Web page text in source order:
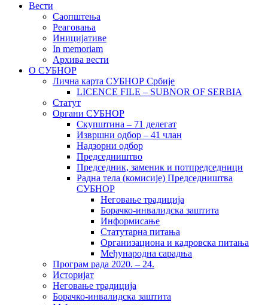
Вести
Саопштења
Реаговања
Иницијативе
In memoriam
Архива вести
О СУБНОР
Лична карта СУБНОР Србије
LICENCE FILE – SUBNOR OF SERBIA
Статут
Органи СУБНОР
Скупштина – 71 делегат
Извршни одбор – 41 члан
Надзорни одбор
Председништво
Председник, заменик и потпредседници
Радна тела (комисије) Председништва
СУБНОР
Неговање традиција
Борачко-инвалидска заштита
Информисање
Статутарна питања
Организациона и кадровска питања
Међународна сарадња
Програм рада 2020. – 24.
Историјат
Неговање традиција
Борачко-инвалидска заштита